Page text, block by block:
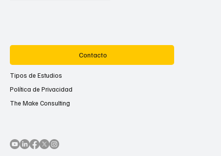
Contacto
Tipos de Estudios
Política de Privacidad
The Make Consulting